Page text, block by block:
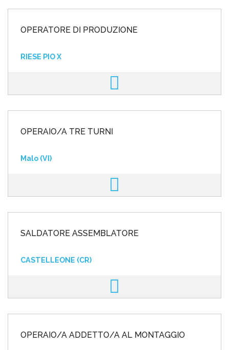
OPERATORE DI PRODUZIONE
RIESE PIO X
OPERAIO/A TRE TURNI
Malo (VI)
SALDATORE ASSEMBLATORE
CASTELLEONE (CR)
OPERAIO/A ADDETTO/A AL MONTAGGIO